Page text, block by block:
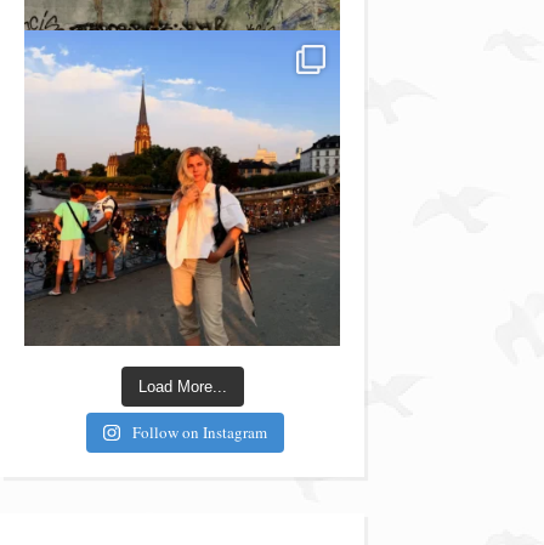
Load More...
Follow on Instagram